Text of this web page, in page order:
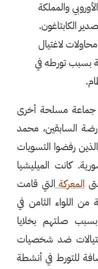
والمملكة
الكابتاغون.
لاغتيال
بسبب تورطه في
مسلحة أخرى
السابقين، محمد
رفضوا التسويات
كانت الميليشيا
المعركة التي قامت
اللواء الثامن في
تشرين ثاني 2022، بسبب صلتهم بخلايا
ضد شخصيات
للتورط في أنشطة